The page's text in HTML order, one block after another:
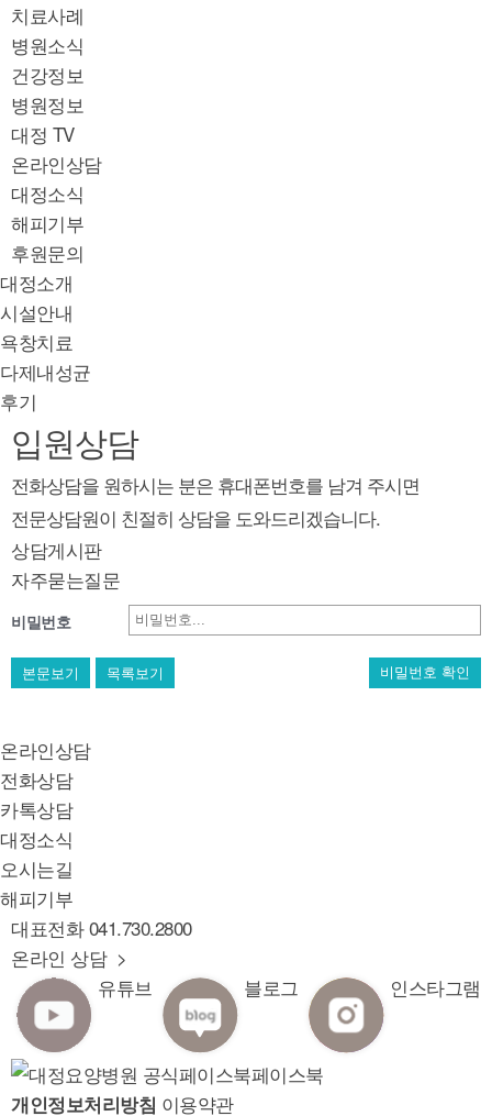
치료사례
병원소식
건강정보
병원정보
대정 TV
온라인상담
대정소식
해피기부
후원문의
대정소개
시설안내
욕창치료
다제내성균
후기
입원상담
전화상담을 원하시는 분은 휴대폰번호를 남겨 주시면
전문상담원이 친절히 상담을 도와드리겠습니다.
상담게시판
자주묻는질문
비밀번호
본문보기 목록보기 비밀번호 확인
온라인상담
전화상담
카톡상담
대정소식
오시는길
해피기부
대표전화 041.730.2800
온라인 상담 >
유튜브
블로그 인스타그램
페이스북
개인정보처리방침 이용약관